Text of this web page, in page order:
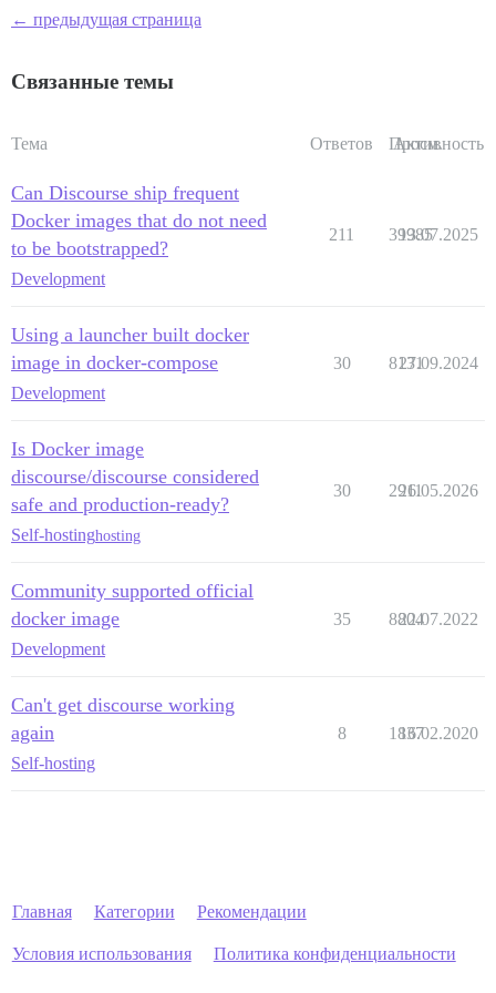
  nginx:
    ports:
      - discourse
      - discourse-net
    volumes:
- ./config/nginx.application.conf:/etc/nginx/
      - ./generated/public:/var/www/discourse/public
← предыдущая страница
Связанные темы
Тема Ответов Просм.
Активность
Can Discourse ship frequent
Docker images that do not need
to be bootstrapped?
Development
211 39985
13.07.2025
Using a launcher built docker
image in docker-compose
Development
30 8131
27.09.2024
Is Docker image
discourse/discourse considered
safe and production-ready?
Self-hostinghosting
30 2911
26.05.2026
Community supported official
docker image
Development
35 8804
22.07.2022
Can't get discourse working
again
Self-hosting
8 1837
16.02.2020
Главная Категории Рекомендации
Условия использования Политика конфиденциальности